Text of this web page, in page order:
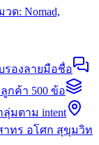
วด: Nomad,
รองลายมือชื่อ
กค้า 500 ข้อ
ลุ่มตาม intent
ทร อโศก สุขุมวิท